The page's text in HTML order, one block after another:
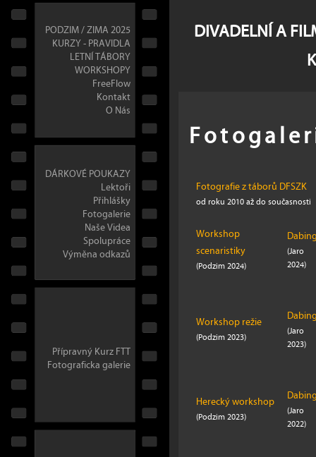
PODZIM / ZIMA 2025
KURZY - PRAVIDLA
LETNÍ TÁBORY
WORKSHOPY
FreeFlow
Kontakt
O Nás
DÁRKOVÉ POUKAZY
Lektoři
Přihlášky
Fotogalerie
Naše Videa
Spolupráce
Výměna odkazů
Přípravný Kurz FTT
Fotograficka galerie
DIVADELNÍ A
Fotografie z táborů DFSZK
od roku 2010 až do současnosti
Workshop
scenaristiky
(Podzim 2024)
(Jaro
2024)
Workshop režie
(Podzim 2023)
(Jaro
2023)
Herecký workshop
(Podzim 2023)
(Jaro
2022)